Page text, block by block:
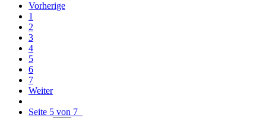
Vorherige
1
2
3
4
5
6
7
Weiter
Seite 5 von 7